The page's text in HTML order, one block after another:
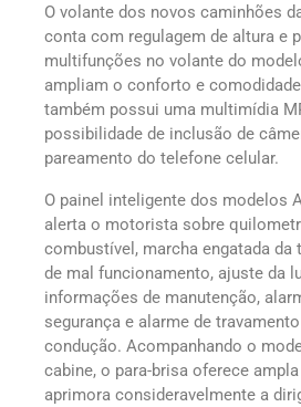
O volante dos novos caminhões
conta com regulagem de altura e
multifunções no volante do
ampliam o conforto e
também possui uma multimídia
possibilidade de inclusão de
pareamento do telefone celular.
O painel inteligente dos modelos
alerta o motorista sobre
combustível, marcha engatada da
de mal funcionamento, ajuste da
informações de manutenção,
segurança e alarme de
condução. Acompanhando o
cabine, o para-brisa oferece
aprimora consideravelmente a